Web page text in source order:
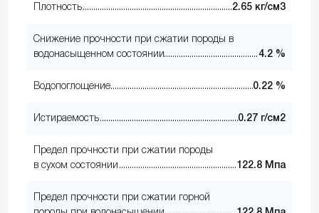
Плотность 2.65 кг/см3
Снижение прочности при сжатии породы в
водонасыщенном состоянии
4.2 %
Водопоглощение 0.22 %
Истираемость 0.27 г/см2
Предел прочности при сжатии породы
в сухом состоянии
122.8 Мпа
Предел прочности при сжатии горной